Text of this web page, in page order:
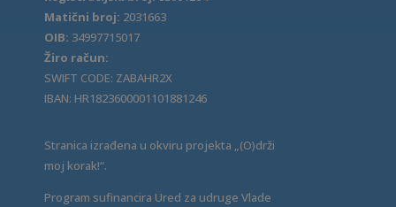
Matični broj: 2031663
OIB: 34997715017
Žiro račun:
SWIFT CODE: ZABAHR2X
IBAN: HR1823600001101881246
Stranica izrađena u okviru projekta „(O)drži
moj korak!“.
Program sufinancira Ured za udruge Vlade